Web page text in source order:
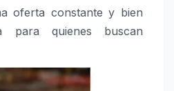
oferta constante y bien
para quienes buscan